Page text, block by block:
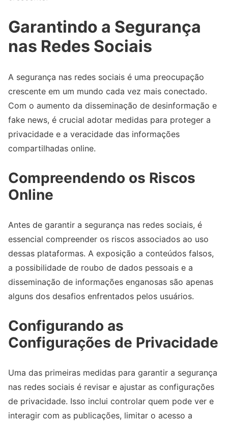
Garantindo a Segurança
nas Redes Sociais
A segurança nas redes sociais é uma preocupação
crescente em um mundo cada vez mais conectado.
Com o aumento da disseminação de desinformação e
fake news, é crucial adotar medidas para proteger a
privacidade e a veracidade das informações
compartilhadas online.
Compreendendo os Riscos
Online
Antes de garantir a segurança nas redes sociais, é
essencial compreender os riscos associados ao uso
dessas plataformas. A exposição a conteúdos falsos,
a possibilidade de roubo de dados pessoais e a
disseminação de informações enganosas são apenas
alguns dos desafios enfrentados pelos usuários.
Configurando as
Configurações de Privacidade
Uma das primeiras medidas para garantir a segurança
nas redes sociais é revisar e ajustar as configurações
de privacidade. Isso inclui controlar quem pode ver e
interagir com as publicações, limitar o acesso a